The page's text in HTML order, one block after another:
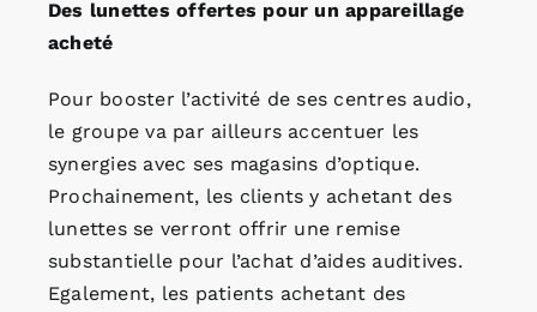
Des lunettes offertes pour un appareillage
acheté
Pour booster l’activité de ses centres audio,
le groupe va par ailleurs accentuer les
synergies avec ses magasins d’optique.
Prochainement, les clients y achetant des
lunettes se verront offrir une remise
substantielle pour l’achat d’aides auditives.
Egalement, les patients achetant des